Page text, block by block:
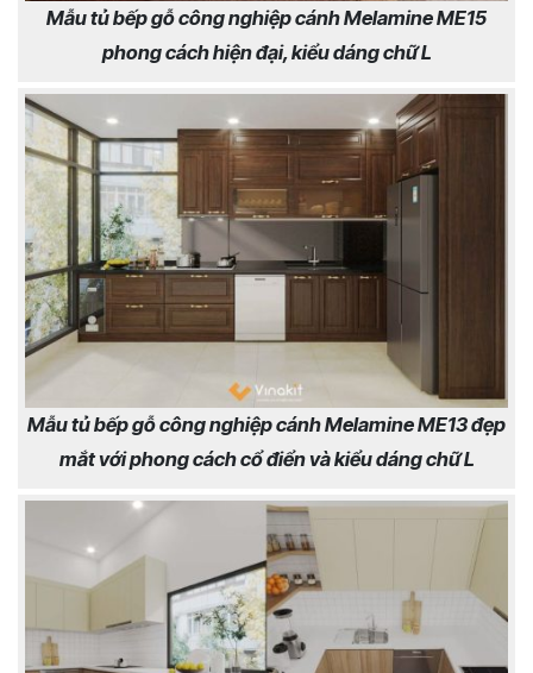
Mẫu tủ bếp gỗ công nghiệp cánh Melamine ME15
phong cách hiện đại, kiểu dáng chữ L
Mẫu tủ bếp gỗ công nghiệp cánh Melamine ME13 đẹp
mắt với phong cách cổ điển và kiểu dáng chữ L